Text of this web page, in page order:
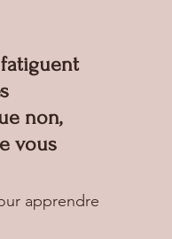
non,
vous
apprendre